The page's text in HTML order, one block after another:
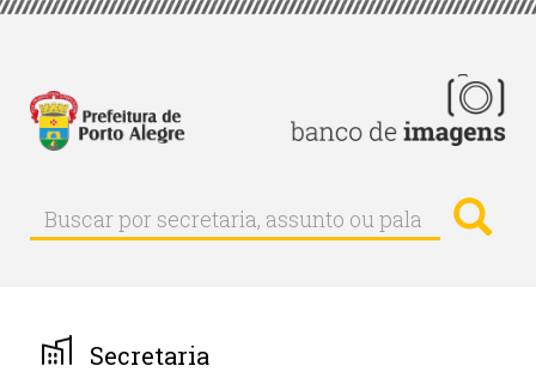
Pular
principal
Buscar
Buscar
por
palavra-
chave
Secretaria